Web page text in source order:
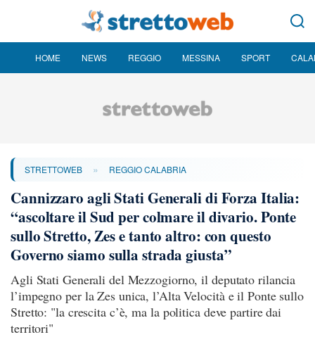
HOME NEWS REGGIO MESSINA SPORT
STRETTOWEB » REGGIO CALABRIA
Cannizzaro agli Stati Generali di Forza Italia:
“ascoltare il Sud per colmare il divario. Ponte
sullo Stretto, Zes e tanto altro: con questo
Governo siamo sulla strada giusta”
Agli Stati Generali del Mezzogiorno, il deputato rilancia
l’impegno per la Zes unica, l’Alta Velocità e il Ponte sullo
Stretto: "la crescita c’è, ma la politica deve partire dai
territori"